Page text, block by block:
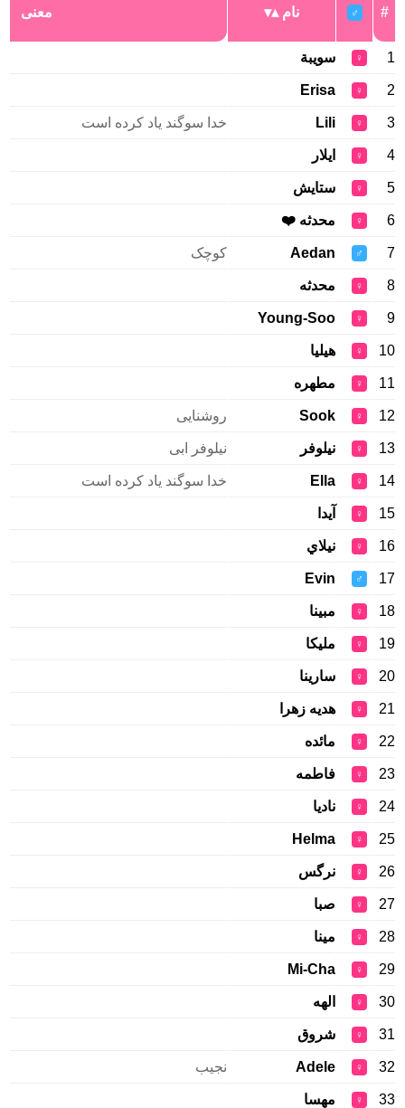
#
♂ نام معنی
1
♀ سويبة
2
♀
Erisa
3
♀
Lili خدا سوگند یاد کرده است
4
♀ ایلار
5
♀ ستایش
6
♀ محدثه ❤️
7
♂
Aedan کوچک
8
♀ محدثه
9
♀
Young-Soo
10
♀ هيليا
11
♀ مطهره
12
♀
Sook روشنایی
13
♀ نیلوفر نیلوفر ابی
14
♀
Ella خدا سوگند یاد کرده است
15
♀ آیدا
16
♀ نيلاي
17
♂
Evin
18
♀ مبینا
19
♀ ملیکا
20
♀ سارینا
21
♀ هدیه زهرا
22
♀ مائده
23
♀ فاطمه
24
♀ نادیا
25
♀
Helma
26
♀ نرگس
27
♀ صبا
28
♀ مینا
29
♀
Mi-Cha
30
♀ الهه
31
♀ شروق
32
♀
Adele نجیب
33
♀ مهسا